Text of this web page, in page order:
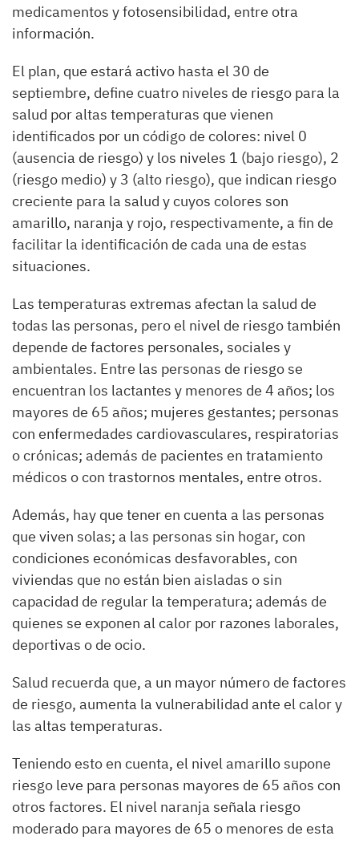
medicamentos y fotosensibilidad, entre otra
información.
El plan, que estará activo hasta el 30 de
septiembre, define cuatro niveles de riesgo para la
salud por altas temperaturas que vienen
identificados por un código de colores: nivel 0
(ausencia de riesgo) y los niveles 1 (bajo riesgo), 2
(riesgo medio) y 3 (alto riesgo), que indican riesgo
creciente para la salud y cuyos colores son
amarillo, naranja y rojo, respectivamente, a fin de
facilitar la identificación de cada una de estas
situaciones.
Las temperaturas extremas afectan la salud de
todas las personas, pero el nivel de riesgo también
depende de factores personales, sociales y
ambientales. Entre las personas de riesgo se
encuentran los lactantes y menores de 4 años; los
mayores de 65 años; mujeres gestantes; personas
con enfermedades cardiovasculares, respiratorias
o crónicas; además de pacientes en tratamiento
médicos o con trastornos mentales, entre otros.
Además, hay que tener en cuenta a las personas
que viven solas; a las personas sin hogar, con
condiciones económicas desfavorables, con
viviendas que no están bien aisladas o sin
capacidad de regular la temperatura; además de
quienes se exponen al calor por razones laborales,
deportivas o de ocio.
Salud recuerda que, a un mayor número de factores
de riesgo, aumenta la vulnerabilidad ante el calor y
las altas temperaturas.
Teniendo esto en cuenta, el nivel amarillo supone
riesgo leve para personas mayores de 65 años con
otros factores. El nivel naranja señala riesgo
moderado para mayores de 65 o menores de esta